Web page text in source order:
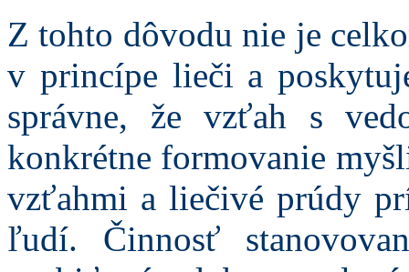
Z tohto dôvodu nie je
v princípe lieči a
správne, že vzťah s
konkrétne formovanie
vzťahmi a liečivé prúdy
ľudí. Činnosť